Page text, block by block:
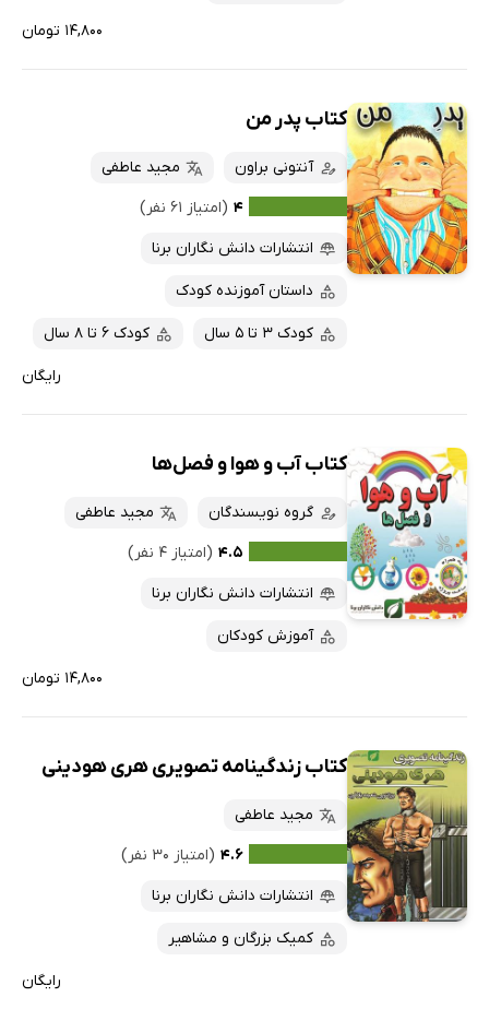
۱۴,۸۰۰ تومان
کتاب پدر من
آنتونی براون
مجید عاطفی
۴ (امتیاز ۶۱ نفر)
انتشارات دانش نگاران برنا
داستان آموزنده کودک
کودک 3 تا 5 سال کودک 6 تا 8 سال
رایگان
کتاب آب و هوا و فصل‌ها
گروه نویسندگان
مجید عاطفی
۴.۵ (امتیاز ۴ نفر)
انتشارات دانش نگاران برنا
آموزش کودکان
۱۴,۸۰۰ تومان
کتاب زندگینامه تصویری هری هودینی
مجید عاطفی
۴.۶ (امتیاز ۳۰ نفر)
انتشارات دانش نگاران برنا
کمیک بزرگان و مشاهیر
رایگان